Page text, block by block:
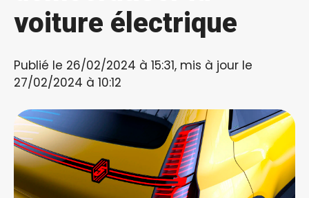
voiture électrique
Publié le 26/02/2024 à 15:31, mis à jour le
27/02/2024 à 10:12